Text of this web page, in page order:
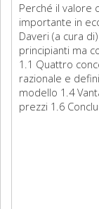
Perché il valore
importante in
Daveri (a cura
principianti ma
1.1 Quattro
razionale e
modello 1.4
prezzi 1.6